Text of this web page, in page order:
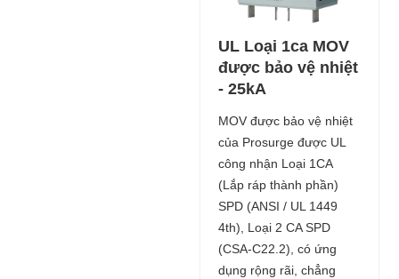
UL Loại 1ca MOV
được bảo vệ nhiệt
- 25kA
MOV được bảo vệ nhiệt
của Prosurge được UL
công nhận Loại 1CA
(Lắp ráp thành phần)
SPD (ANSI / UL 1449
4th), Loại 2 CA SPD
(CSA-C22.2), có ứng
dụng rộng rãi, chẳng